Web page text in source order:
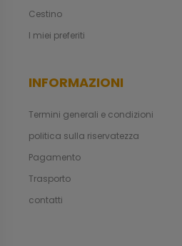
Cestino
I miei preferiti
INFORMAZIONI
Termini generali e condizioni
politica sulla riservatezza
Pagamento
Trasporto
contatti